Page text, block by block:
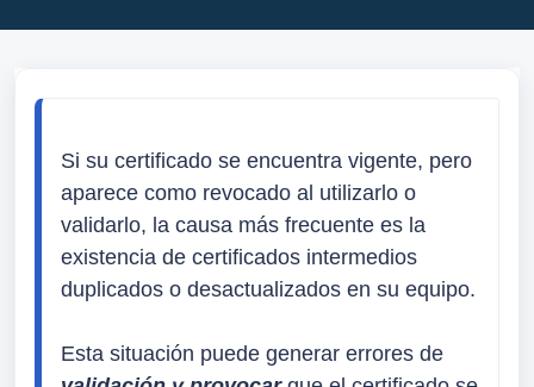
Si su certificado se encuentra vigente, pero
aparece como revocado al utilizarlo o
validarlo, la causa más frecuente es la
existencia de certificados intermedios
duplicados o desactualizados en su equipo.